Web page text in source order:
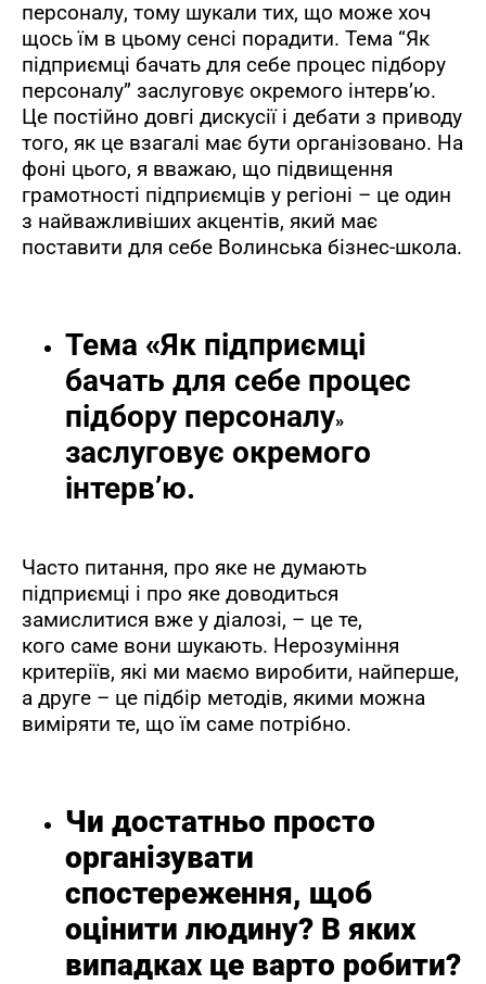
персоналу, тому шукали тих, що може хоч
щось їм в цьому сенсі порадити. Тема “Як
підприємці бачать для себе процес підбору
персоналу” заслуговує окремого інтерв’ю.
Це постійно довгі дискусії і дебати з приводу
того, як це взагалі має бути організовано. На
фоні цього, я вважаю, що підвищення
грамотності підприємців у регіоні – це один
з найважливіших акцентів, який має
поставити для себе Волинська бізнес-школа.
Тема «Як підприємці
бачать для себе процес
підбору персоналу»
заслуговує окремого
інтерв’ю.
Часто питання, про яке не думають
підприємці і про яке доводиться
замислитися вже у діалозі, – це те,
кого саме вони шукають. Нерозуміння
критеріїв, які ми маємо виробити, найперше,
а друге – це підбір методів, якими можна
виміряти те, що їм саме потрібно.
Чи достатньо просто
організувати
спостереження, щоб
оцінити людину? В яких
випадках це варто робити?